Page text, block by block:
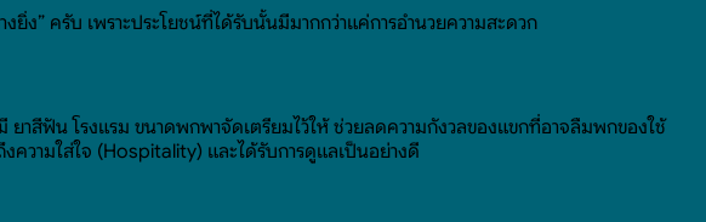
ง” ครับ เพราะประโยชน์ที่ได้รับนั้นมีมากกว่าแค่การอำนวยความสะดวก
ยาสีฟัน โรงแรม ขนาดพกพาจัดเตรียมไว้ให้ ช่วยลดความกังวลของแขกที่อาจลืมพกของใช้
ความใส่ใจ (Hospitality) และได้รับการดูแลเป็นอย่างดี